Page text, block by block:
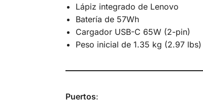
Lápiz integrado de Lenovo
Batería de 57Wh
Cargador USB-C 65W (2-pin)
Peso inicial de 1.35 kg (2.97 lbs)
Puertos: